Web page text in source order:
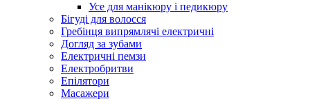
Усе для манікюру і педикюру
Бігуді для волосся
Гребінця випрямлячі електричні
Догляд за зубами
Електричні пемзи
Електробритви
Епілятори
Масажери